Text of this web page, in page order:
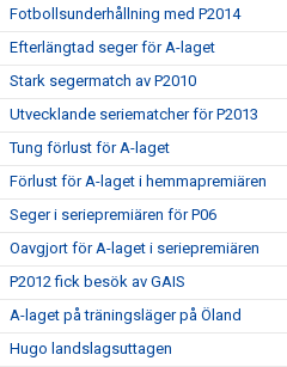
Fotbollsunderhållning med P2014
Efterlängtad seger för A-laget
Stark segermatch av P2010
Utvecklande seriematcher för P2013
Tung förlust för A-laget
Förlust för A-laget i hemmapremiären
Seger i seriepremiären för P06
Oavgjort för A-laget i seriepremiären
P2012 fick besök av GAIS
A-laget på träningsläger på Öland
Hugo landslagsuttagen